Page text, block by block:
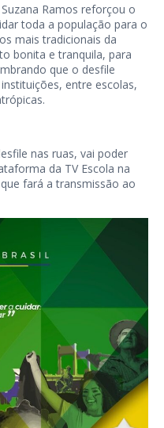
Ramos reforçou o
toda a população para o
mais tradicionais da
bonita e tranquila, para
que o desfile
entre escolas,
nas ruas, vai poder
da TV Escola na
fará a transmissão ao